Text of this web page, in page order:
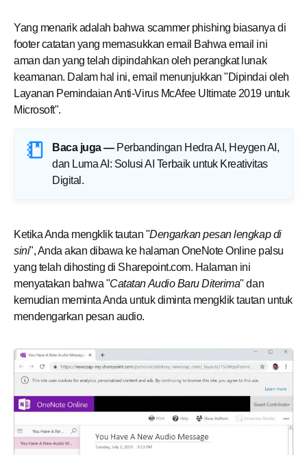
Yang menarik adalah bahwa scammer phishing biasanya di
footer catatan yang memasukkan email Bahwa email ini
aman dan yang telah dipindahkan oleh perangkat lunak
keamanan. Dalam hal ini, email menunjukkan "Dipindai oleh
Layanan Pemindaian Anti-Virus McAfee Ultimate 2019 untuk
Microsoft".
Baca juga — Perbandingan Hedra AI, Heygen AI,
dan Luma AI: Solusi AI Terbaik untuk Kreativitas
Digital .
Ketika Anda mengklik tautan "Dengarkan pesan lengkap di
sini", Anda akan dibawa ke halaman OneNote Online palsu
yang telah dihosting di Sharepoint.com. Halaman ini
menyatakan bahwa "Catatan Audio Baru Diterima" dan
kemudian meminta Anda untuk diminta mengklik tautan untuk
mendengarkan pesan audio.